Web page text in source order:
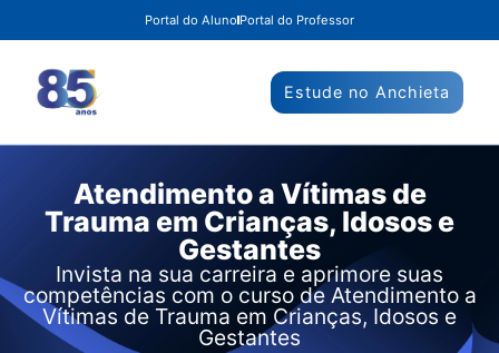
Portal do Aluno Portal do Professor
Estude no Anchieta
Atendimento a Vítimas de
Trauma em Crianças, Idosos e
Gestantes
Invista na sua carreira e aprimore suas
competências com o curso de Atendimento a
Vítimas de Trauma em Crianças, Idosos e
Gestantes